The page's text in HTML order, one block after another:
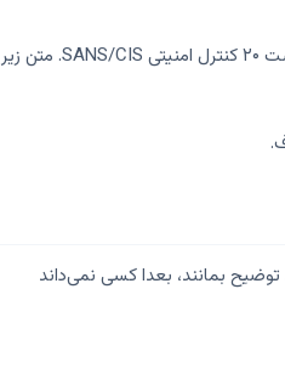
SANS Critical Security Control 16: Account Monitoring and Control، یعنی «پایش و کنترل حساب‌های کاربری» در فهرست ۲۰ کنترل امنیتی SANS/CIS. متن زیر
توضیح بمانند، بعدا کسی نمی‌داند